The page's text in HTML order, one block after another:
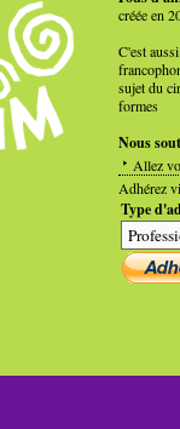
créée en
C'est
sujet du
formes
Nous
Allez
Adhérez
Type